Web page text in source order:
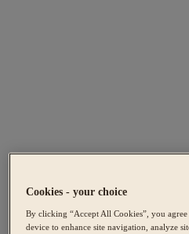
Cookies - your choice
By clicking “Accept All Cookies”, you
device to enhance site navigation, analyze